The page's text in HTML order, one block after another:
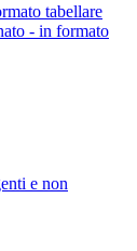
tabellare
- in formato
e non